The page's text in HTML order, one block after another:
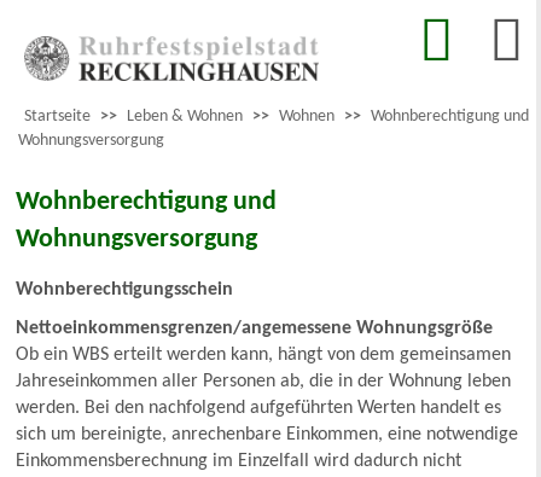
Startseite >> Leben & Wohnen >> Wohnen >> Wohnberechtigung und
Wohnungsversorgung
Wohnberechtigung und
Wohnungsversorgung
Wohnberechtigungsschein
Nettoeinkommensgrenzen/angemessene Wohnungsgröße
Ob ein WBS erteilt werden kann, hängt von dem gemeinsamen
Jahreseinkommen aller Personen ab, die in der Wohnung leben
werden. Bei den nachfolgend aufgeführten Werten handelt es
sich um bereinigte, anrechenbare Einkommen, eine notwendige
Einkommensberechnung im Einzelfall wird dadurch nicht